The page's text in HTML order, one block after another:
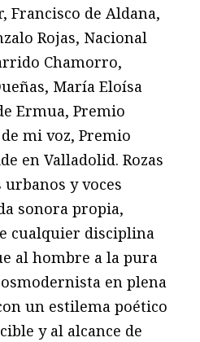
Francisco de Aldana,
Rojas, Nacional
Chamorro,
María Eloísa
Ermua, Premio
mi voz, Premio
en Valladolid. Rozas
urbanos y voces
sonora propia,
cualquier disciplina
al hombre a la pura
en plena
un estilema poético
y al alcance de